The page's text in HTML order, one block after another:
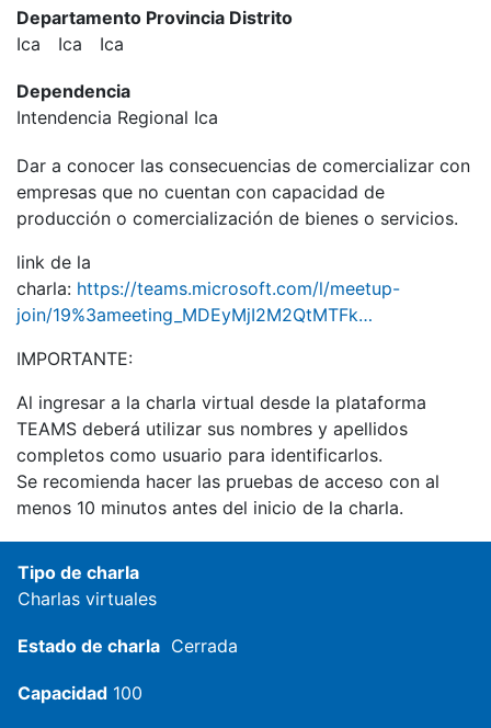
Departamento Provincia Distrito
Ica
Ica Ica
Dependencia
Intendencia Regional Ica
Dar a conocer las consecuencias de comercializar con
empresas que no cuentan con capacidad de
producción o comercialización de bienes o servicios.
link de la
charla: https://teams.microsoft.com/l/meetup-
join/19%3ameeting_MDEyMjI2M2QtMTFk…
IMPORTANTE:
Al ingresar a la charla virtual desde la plataforma
TEAMS deberá utilizar sus nombres y apellidos
completos como usuario para identificarlos.
Se recomienda hacer las pruebas de acceso con al
menos 10 minutos antes del inicio de la charla.
Tipo de charla
Charlas virtuales
Estado de charla Cerrada
Capacidad 100